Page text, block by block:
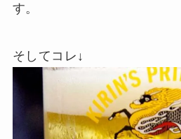
す。
そしてコレ↓